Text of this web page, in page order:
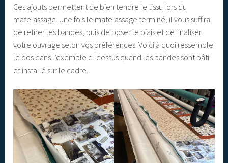
Ces ajouts permettent de bien tendre le tissu lors du
matelassage. Une fois le matelassage terminé, il vous suffira
de retirer les bandes, puis de poser le biais et de finaliser
votre ouvrage selon vos préférences. Voici à quoi ressemble
le dos dans l’exemple ci-dessus quand les bandes sont bâti
et installé sur le cadre.